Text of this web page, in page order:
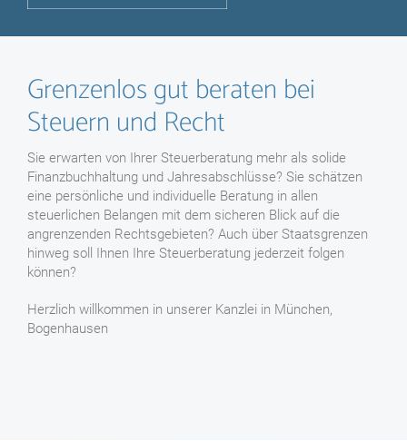
Grenzenlos gut beraten bei
Steuern und Recht
Sie erwarten von Ihrer Steuerberatung mehr als solide
Finanzbuchhaltung und Jahresabschlüsse? Sie schätzen
eine persönliche und individuelle Beratung in allen
steuerlichen Belangen mit dem sicheren Blick auf die
angrenzenden Rechtsgebieten? Auch über Staatsgrenzen
hinweg soll Ihnen Ihre Steuerberatung jederzeit folgen
können?
Herzlich willkommen in unserer Kanzlei in München,
Bogenhausen